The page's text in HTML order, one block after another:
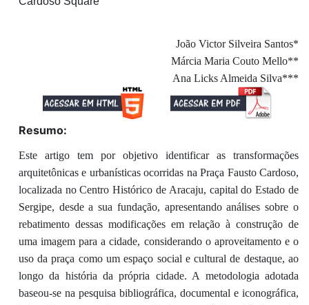
João Victor Silveira Santos*
Márcia Maria Couto Mello**
Ana Licks Almeida Silva***
Resumo:
Este artigo tem por objetivo identificar as transformações
arquitetônicas e urbanísticas ocorridas na Praça Fausto Cardoso,
localizada no Centro Histórico de Aracaju, capital do Estado de
Sergipe, desde a sua fundação, apresentando análises sobre o
rebatimento dessas modificações em relação à construção de
uma imagem para a cidade, considerando o aproveitamento e o
uso da praça como um espaço social e cultural de destaque, ao
longo da história da própria cidade. A metodologia adotada
baseou-se na pesquisa bibliográfica, documental e iconográfica,